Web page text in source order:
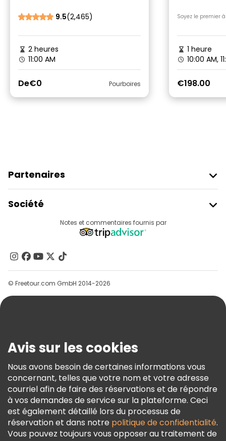
9.5(2,465)
2 heures
11:00 AM
De€0 Pourboires
Soyez le premier
1 heure
10:00 AM,
€198.00
Partenaires
Connexion Du Fournisseur
Programme D’affiliation
Société
Contactez-Nous
Groupes
Aide
Conditions Générales Et Mentions Légales
Politique En Matière De Cookies
Freetour Prix
Programme De Fidélité
Notes et commentaires fournis par
© Freetour.com GmbH 2014-2026
Avis sur les cookies
Nous avons besoin de certaines informations vous
concernant, telles que votre nom et votre adresse
courriel afin de faire des réservations et de répondre
à vos demandes de service sur la plateforme. Ceci
est également détaillé lors du processus de
réservation et dans notre politique de confidentialité.
Vous pouvez toujours vous opposer au traitement de